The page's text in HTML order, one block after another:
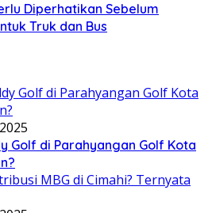
Diperhatikan Sebelum
Truk dan Bus
Golf di Parahyangan Golf Kota